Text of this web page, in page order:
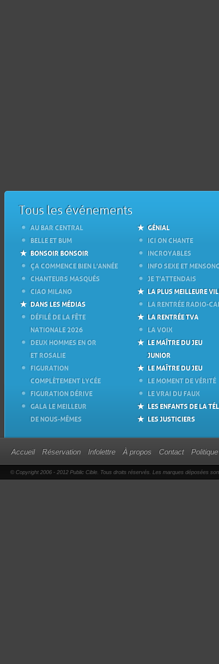
Tous les événements
AU BAR CENTRAL
BELLE ET BUM
BONSOIR BONSOIR
ÇA COMMENCE BIEN L'ANNÉE
CHANTEURS MASQUÉS
CIAO MILANO
DANS LES MÉDIAS
DÉFILÉ DE LA FÊTE
NATIONALE 2026
DEUX HOMMES EN OR
ET ROSALIE
FIGURATION
COMPLÈTEMENT LYCÉE
FIGURATION DÉRIVE
GALA LE MEILLEUR
DE NOUS-MÊMES
GÉNIAL
ICI ON CHANTE
INCROYABLES
INFO SEXE ET
JE T'ATTENDAIS
LA PLUS MEILLEURE
LA RENTRÉE RADIO-
LA RENTRÉE TVA
LA VOIX
LE MAÎTRE DU JEU
JUNIOR
LE MAÎTRE DU JEU
LE MOMENT DE VÉRITÉ
LE VRAI DU FAUX
LES ENFANTS DE LA
LES JUSTICIERS
Accueil Réservation Infolettre À propos Contact
© Copyright 2006 - 2012 Public Cible. Tous droits réservés. Les marques déposées